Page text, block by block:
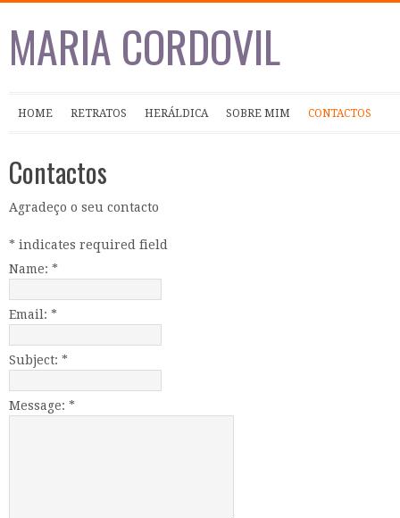
MARIA CORDOVIL
HOME RETRATOS HERÁLDICA SOBRE MIM CONTACTOS
Contactos
Agradeço o seu contacto
* indicates required field
Name: *
Email: *
Subject: *
Message: *